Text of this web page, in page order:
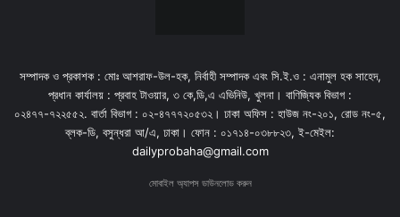
সম্পাদক ও প্রকাশক : মোঃ আশরাফ-উল-হক, নির্বাহী সম্পাদক এবং সি.ই.ও : এনামুল হক সাহেদ,
প্রধান কার্যালয় : প্রবাহ টাওয়ার, ৩ কে,ডি,এ এভিনিউ, খুলনা। বাণিজ্যিক বিভাগ :
০২৪৭৭-৭২২৫৫২. বার্তা বিভাগ : ০২-৪৭৭৭২০৫৩২। ঢাকা অফিস : হাউজ নং-২০১, রোড নং-৫,
ব্লক-ডি, বসুন্ধরা আ/এ, ঢাকা। ফোন : ০১৭১৪-০৩৮৮২৩, ই-মেইল:
dailyprobaha@gmail.com
মোবাইল অ্যাপস ডাউনলোড করুন